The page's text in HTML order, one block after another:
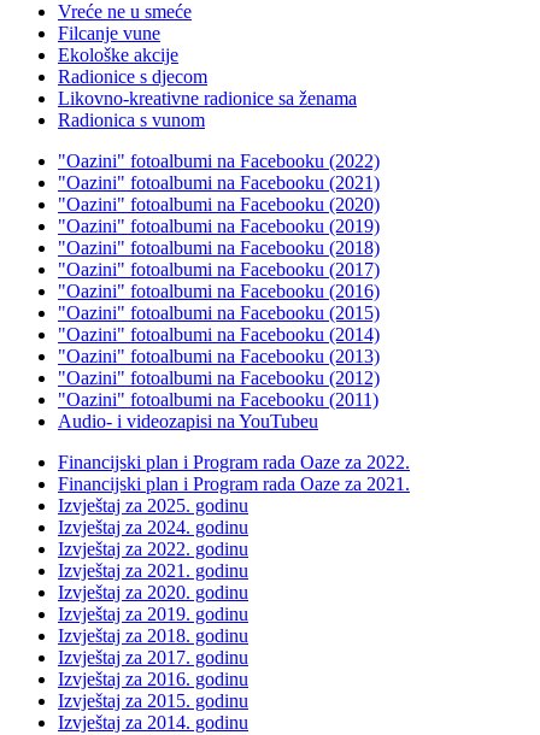
Vreće ne u smeće
Filcanje vune
Ekološke akcije
Radionice s djecom
Likovno-kreativne radionice sa ženama
Radionica s vunom
"Oazini" fotoalbumi na Facebooku (2022)
"Oazini" fotoalbumi na Facebooku (2021)
"Oazini" fotoalbumi na Facebooku (2020)
"Oazini" fotoalbumi na Facebooku (2019)
"Oazini" fotoalbumi na Facebooku (2018)
"Oazini" fotoalbumi na Facebooku (2017)
"Oazini" fotoalbumi na Facebooku (2016)
"Oazini" fotoalbumi na Facebooku (2015)
"Oazini" fotoalbumi na Facebooku (2014)
"Oazini" fotoalbumi na Facebooku (2013)
"Oazini" fotoalbumi na Facebooku (2012)
"Oazini" fotoalbumi na Facebooku (2011)
Audio- i videozapisi na YouTubeu
Financijski plan i Program rada Oaze za 2022.
Financijski plan i Program rada Oaze za 2021.
Izvještaj za 2025. godinu
Izvještaj za 2024. godinu
Izvještaj za 2022. godinu
Izvještaj za 2021. godinu
Izvještaj za 2020. godinu
Izvještaj za 2019. godinu
Izvještaj za 2018. godinu
Izvještaj za 2017. godinu
Izvještaj za 2016. godinu
Izvještaj za 2015. godinu
Izvještaj za 2014. godinu